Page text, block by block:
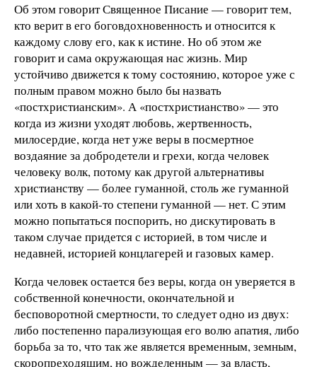
Об этом говорит Священное Писание — говорит тем,
кто верит в его боговдохновенность и относится к
каждому слову его, как к истине. Но об этом же
говорит и сама окружающая нас жизнь. Мир
устойчиво движется к тому состоянию, которое уже с
полным правом можно было бы назвать
«постхристианским». А «постхристианство» — это
когда из жизни уходят любовь, жертвенность,
милосердие, когда нет уже веры в посмертное
воздаяние за добродетели и грехи, когда человек
человеку волк, потому как другой альтернативы
христианству — более гуманной, столь же гуманной
или хоть в какой-то степени гуманной — нет. С этим
можно попытаться поспорить, но дискутировать в
таком случае придется с историей, в том числе и
недавней, историей концлагерей и газовых камер.
Когда человек остается без веры, когда он уверяется в
собственной конечности, окончательной и
бесповоротной смертности, то следует одно из двух:
либо постепенно парализующая его волю апатия, либо
борьба за то, что так же является временным, земным,
скоропреходящим, но вожделенным — за власть,